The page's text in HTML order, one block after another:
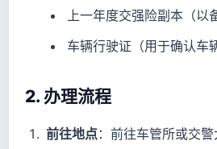
上一年度交强险副本（以
车辆行驶证（用于确认车
2. 办理流程
前往地点：前往车管所或交